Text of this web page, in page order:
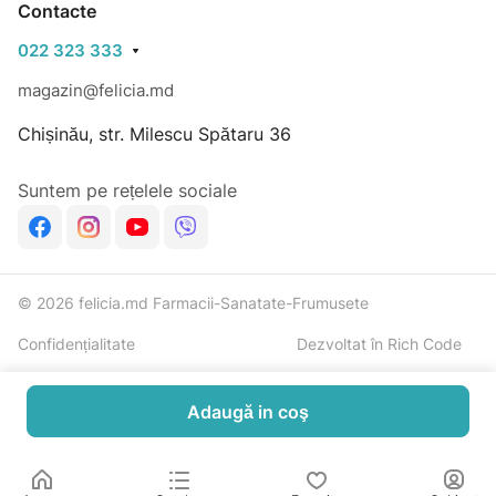
Contacte
022 323 333
magazin@felicia.md
Chișinău, str. Milescu Spătaru 36
Suntem pe rețelele sociale
© 2026 felicia.md Farmacii-Sanatate-Frumusete
Confidențialitate Dezvoltat în Rich Code
Adaugă in coş